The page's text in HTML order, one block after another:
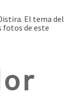
El tema del
fotos de este